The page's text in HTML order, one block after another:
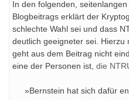
In den folgenden,
Blogbeitrags erklärt der
schlechte Wahl sei und dass
deutlich geeigneter sei. Hierzu
geht aus dem Beitrag nicht
eine der Personen ist, die
»Bernstein hat sich dafür